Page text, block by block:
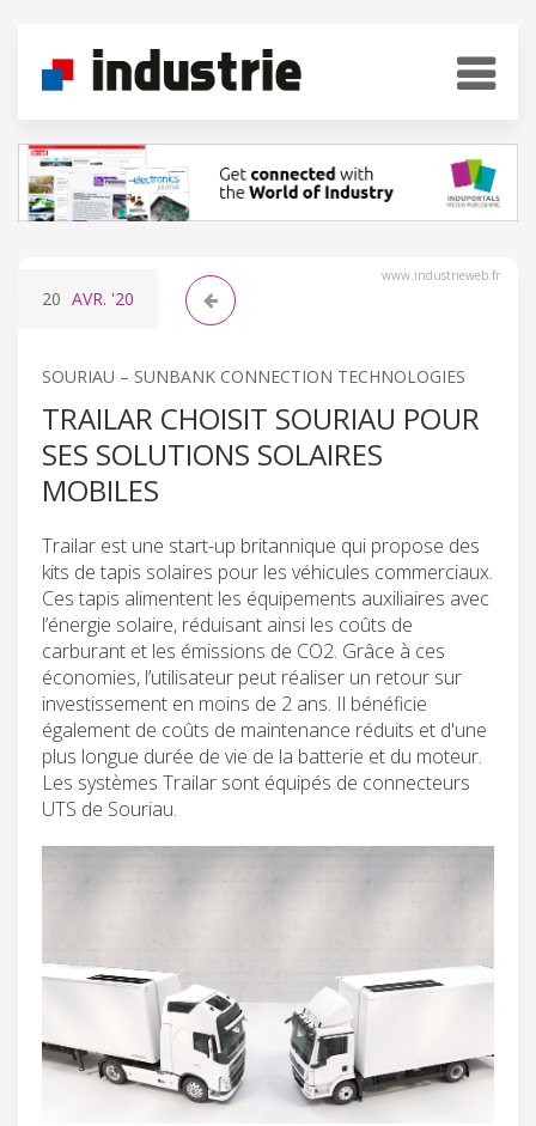
www.industrieweb.fr
20 AVR. '20
SOURIAU – SUNBANK CONNECTION TECHNOLOGIES
TRAILAR CHOISIT SOURIAU POUR
SES SOLUTIONS SOLAIRES
MOBILES
Trailar est une start-up britannique qui propose des
kits de tapis solaires pour les véhicules commerciaux.
Ces tapis alimentent les équipements auxiliaires avec
l’énergie solaire, réduisant ainsi les coûts de
carburant et les émissions de CO2. Grâce à ces
économies, l’utilisateur peut réaliser un retour sur
investissement en moins de 2 ans. Il bénéficie
également de coûts de maintenance réduits et d'une
plus longue durée de vie de la batterie et du moteur.
Les systèmes Trailar sont équipés de connecteurs
UTS de Souriau.